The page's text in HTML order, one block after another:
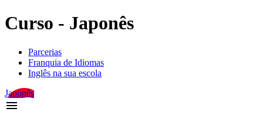
Curso - Japonês
Parcerias
Franquia de Idiomas
Inglês na sua escola
Japonês
menu